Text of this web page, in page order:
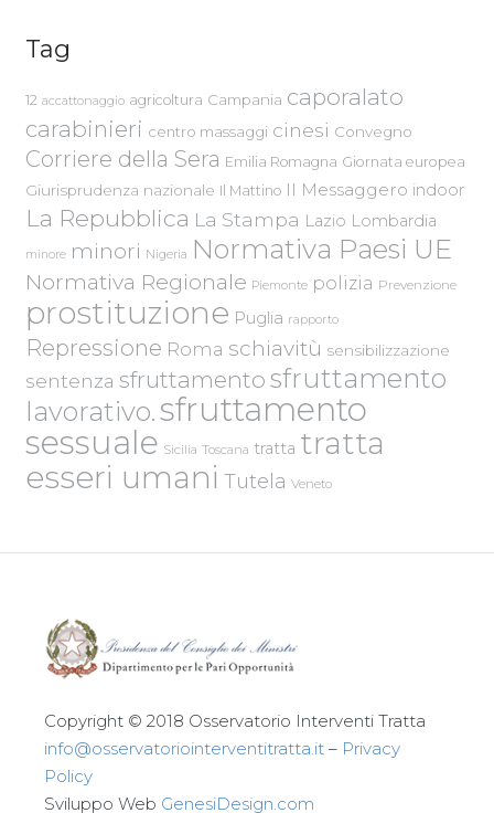
Tag
12 accattonaggio agricoltura Campania caporalato
carabinieri centro massaggi cinesi Convegno
Corriere della Sera Emilia Romagna Giornata europea
Giurisprudenza nazionale Il Mattino Il Messaggero indoor
La Repubblica La Stampa Lazio Lombardia
minore minori Nigeria Normativa Paesi UE
Normativa Regionale Piemonte polizia Prevenzione
prostituzione Puglia rapporto
Repressione Roma schiavitù sensibilizzazione
sentenza sfruttamento sfruttamento
lavorativo.sfruttamento
sessuale Sicilia Toscana tratta tratta
esseri umani Tutela Veneto
Copyright © 2018 Osservatorio Interventi Tratta
info@osservatoriointerventitratta.it – Privacy
Policy
Sviluppo Web GenesiDesign.com